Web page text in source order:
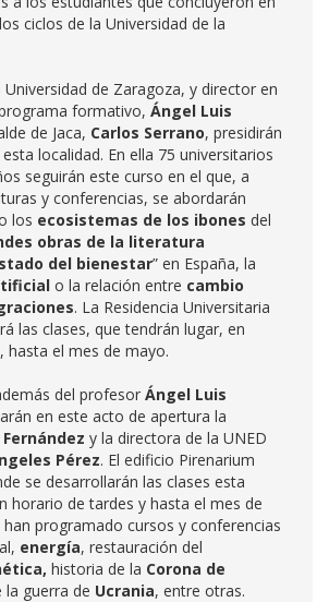
ciclos de la Universidad de la
de Zaragoza, y director en
formativo, Ángel Luis
de Jaca, Carlos Serrano, presidirán
localidad. En ella 75 universitarios
seguirán este curso en el que, a
y conferencias, se abordarán
los ecosistemas de los ibones del
obras de la literatura
del bienestar” en España, la
o la relación entre cambio
. La Residencia Universitaria
las clases, que tendrán lugar, en
hasta el mes de mayo.
del profesor Ángel Luis
en este acto de apertura la
y la directora de la UNED
Pérez. El edificio Pirenarium
se desarrollarán las clases esta
horario de tardes y hasta el mes de
han programado cursos y conferencias
energía, restauración del
historia de la Corona de
la guerra de Ucrania, entre otras.